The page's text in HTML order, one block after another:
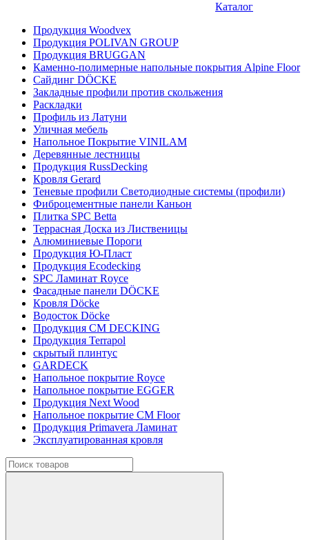
Каталог
Продукция Woodvex
Продукция POLIVAN GROUP
Продукция BRUGGAN
Каменно-полимерные напольные покрытия Alpine Floor
Сайдинг DÖCKE
Закладные профили против скольжения
Раскладки
Профиль из Латуни
Уличная мебель
Напольное Покрытие VINILAM
Деревянные лестницы
Продукция RussDecking
Кровля Gerard
Теневые профили Светодиодные системы (профили)
Фиброцементные панели Каньон
Плитка SPC Betta
Террасная Доска из Лиственицы
Алюминиевые Пороги
Продукция Ю-Пласт
Продукция Ecodecking
SPC Ламинат Royce
Фасадные панели DÖCKE
Кровля Döcke
Водосток Döcke
Продукция CM DECKING
Продукция Terrapol
скрытый плинтус
GARDECK
Напольное покрытие Royce
Напольное покрытие EGGER
Продукция Next Wood
Напольное покрытие CM Floor
Продукция Primavera Ламинат
Эксплуатированная кровля